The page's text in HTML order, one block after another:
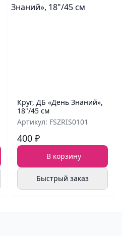
Круг, ДБ «День Знаний»,
18"/45 см
Артикул: FSZRIS0101
400 ₽
В корзину
Быстрый заказ